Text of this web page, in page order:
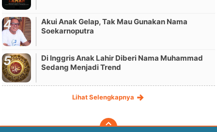
Akui Anak Gelap, Tak Mau Gunakan Nama
Soekarnoputra
Di Inggris Anak Lahir Diberi Nama Muhammad
Sedang Menjadi Trend
Lihat Selengkapnya